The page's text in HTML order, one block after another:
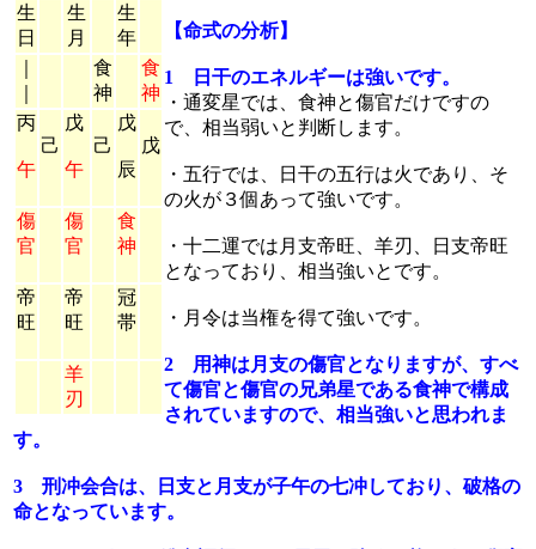
生
日
生
月
生
年
食
神
食
神
丙
午
己
戊
午
己
戊
辰
戊
傷
官
傷
官
食
神
帝
旺
帝
旺
冠
帯
羊
刃
【命式の分析】
1 日干のエネルギーは強いです。
・通変星では、食神と傷官だけですの
で、相当弱いと判断します。
・五行では、日干の五行は火であり、そ
の火が３個あって強いです。
・十二運では月支帝旺、羊刃、日支帝旺
となっており、相当強いとです。
・月令は当権を得て強いです。
2 用神は月支の傷官となりますが、すべ
て傷官と傷官の兄弟星である食神で構成
されていますので、相当強いと思われま
す。
3 刑冲会合は、日支と月支が子午の七冲しており、破格の
命となっています。